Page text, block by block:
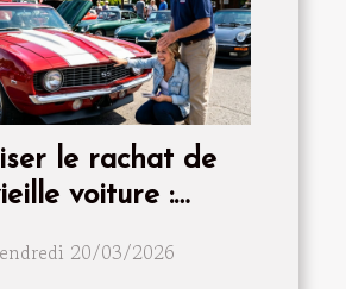
le rachat de
voiture :
20/03/2026